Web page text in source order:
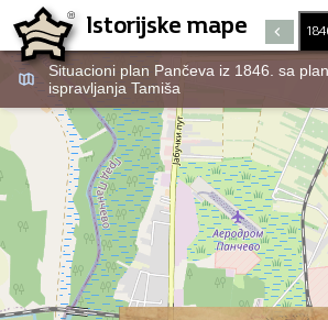
Istorijske mape
Situacioni plan Pančeva iz 1846. sa
ispravljanja Tamiša